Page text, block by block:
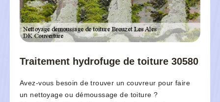
Traitement hydrofuge de toiture 30580
Avez-vous besoin de trouver un couvreur pour faire
un nettoyage ou démoussage de toiture ?